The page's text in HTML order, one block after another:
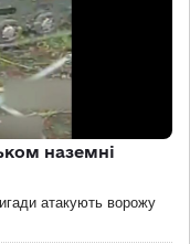
наземні
атакують ворожу